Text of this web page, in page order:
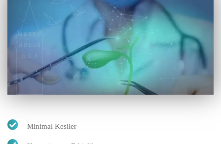
Minimal Kesiler